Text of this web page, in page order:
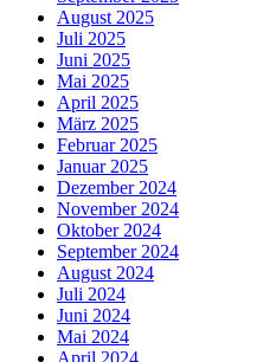
August 2025
Juli 2025
Juni 2025
Mai 2025
April 2025
März 2025
Februar 2025
Januar 2025
Dezember 2024
November 2024
Oktober 2024
September 2024
August 2024
Juli 2024
Juni 2024
Mai 2024
April 2024